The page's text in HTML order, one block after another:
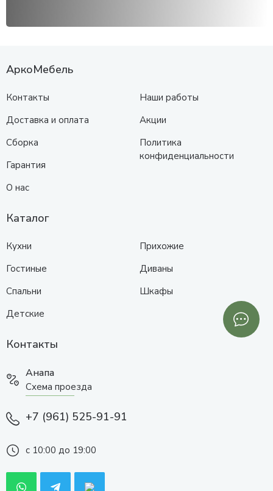
АркоМебель
Контакты
Доставка и оплата
Сборка
Гарантия
О нас
Наши работы
Акции
Политика
конфиденциальности
Каталог
Кухни
Гостиные
Спальни
Детские
Прихожие
Диваны
Шкафы
Контакты
Анапа
Схема проезда
+7 (961) 525-91-91
с 10:00 до 19:00